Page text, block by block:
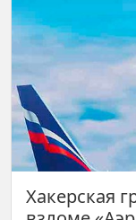
Хакерская